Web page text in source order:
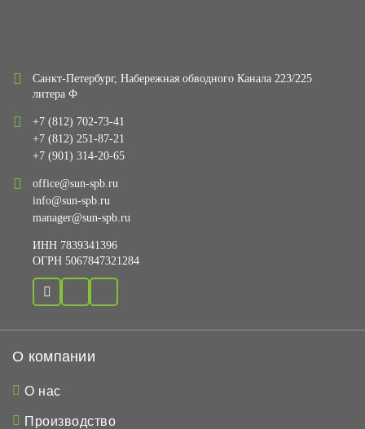
Санкт-Петербург, Набережная обводного Канала 223/225
литера Ф
+7 (812) 702-73-41
+7 (812) 251-87-21
+7 (901) 314-20-65
office@sun-spb.ru
info@sun-spb.ru
manager@sun-spb.ru
ИНН 7839341396
ОГРН 5067847321284
О компании
О нас
Производство